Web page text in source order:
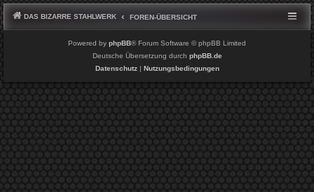
DAS BIZARRE STAHLWERK FOREN-ÜBERSICHT
Powered by phpBB® Forum Software © phpBB Limited
Deutsche Übersetzung durch phpBB.de
Datenschutz| Nutzungsbedingungen